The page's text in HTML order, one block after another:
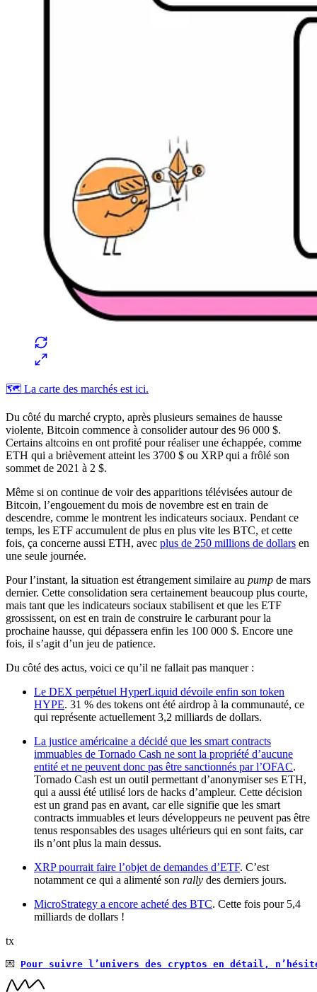
🗺️ La carte des marchés est ici.
Du côté du marché crypto, après plusieurs semaines de hausse
violente, Bitcoin commence à consolider autour des 96 000 $.
Certains altcoins en ont profité pour réaliser une échappée, comme
ETH qui a brièvement atteint les 3700 $ ou XRP qui a frôlé son
sommet de 2021 à 2 $.
Même si on continue de voir des apparitions télévisées autour de
Bitcoin, l’engouement du mois de novembre est en train de
descendre, comme le montrent les indicateurs sociaux. Pendant ce
temps, les ETF accumulent de plus en plus vite les BTC, et cette
fois, ça concerne aussi ETH, avec plus de 250 millions de dollars en
une seule journée.
Pour l’instant, la situation est étrangement similaire au pump de mars
dernier. Cette consolidation sera certainement beaucoup plus courte,
mais tant que les indicateurs sociaux stabilisent et que les ETF
grossissent, on est en train de construire le carburant pour la
prochaine hausse, qui dépassera enfin les 100 000 $. Encore une
fois, il s’agit d’un jeu de patience.
Du côté des actus, voici ce qu’il ne fallait pas manquer :
Le DEX perpétuel HyperLiquid dévoile enfin son token
HYPE. 31 % des tokens ont été airdrop à la communauté, ce
qui représente actuellement 3,2 milliards de dollars.
La justice américaine a décidé que les smart contracts
immuables de Tornado Cash ne sont la propriété d’aucune
entité et ne peuvent donc pas être sanctionnés par l’OFAC.
Tornado Cash est un outil permettant d’anonymiser ses ETH,
qui a aussi été utilisé lors de hacks d’ampleur. Cette décision
est un grand pas en avant, car elle signifie que les smart
contracts immuables et leurs développeurs ne peuvent pas être
tenus responsables des usages ultérieurs qui en sont faits, car
ils n’ont plus la main dessus.
XRP pourrait faire l’objet de demandes d’ETF. C’est
notamment ce qui a alimenté son rally des derniers jours.
MicroStrategy a encore acheté des BTC. Cette fois pour 5,4
milliards de dollars !
tx
💌 Pour suivre l’univers des cryptos en détail,